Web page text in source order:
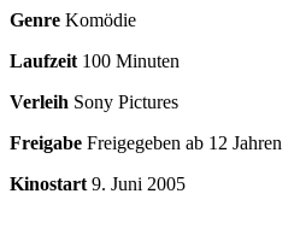
Genre Komödie
Laufzeit100 Minuten
Verleih Sony Pictures
Freigabe Freigegeben ab 12 Jahren
Kinostart 9. Juni 2005